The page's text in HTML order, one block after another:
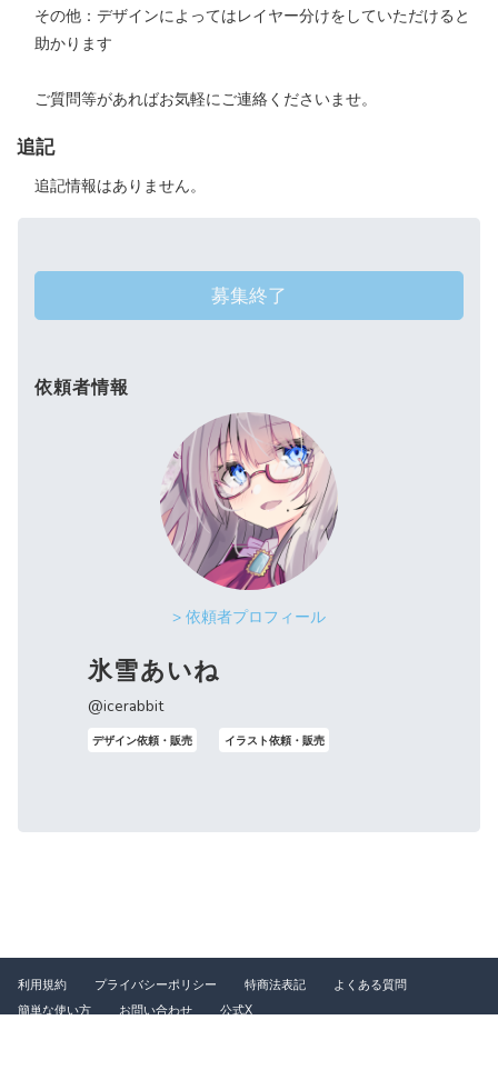
その他：デザインによってはレイヤー分けをしていただけると
助かります
ご質問等があればお気軽にご連絡くださいませ。
追記
追記情報はありません。
募集終了
依頼者情報
> 依頼者プロフィール
氷雪あいね
@icerabbit
デザイン依頼・販売 イラスト依頼・販売
利用規約 プライバシーポリシー 特商法表記
よくある質問
簡単な使い方
お問い合わせ 公式X